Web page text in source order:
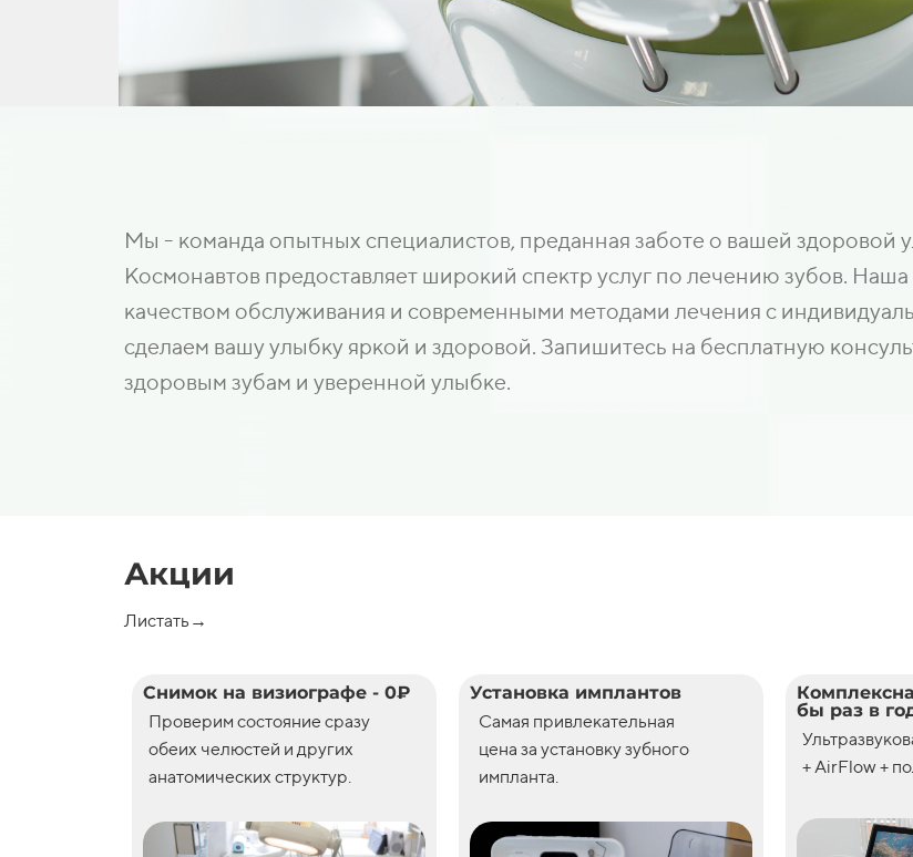
Мы - команда опытных специалистов, преданная заботе о вашей здоровой
Космонавтов предоставляет широкий спектр услуг по лечению зубов.
качеством обслуживания и современными методами лечения с
сделаем вашу улыбку яркой и здоровой. Запишитесь на бесплатную
здоровым зубам и уверенной улыбке.
Акции
Листать→
Снимок на визиографе - 0₽
Проверим состояние сразу
обеих челюстей и других
анатомических структур.
Установка имплантов
Самая привлекательная
цена за установкузубного
импланта.
бы раз в
+ AirFlow +